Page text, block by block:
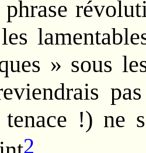
» sous
tenace !) ne
2